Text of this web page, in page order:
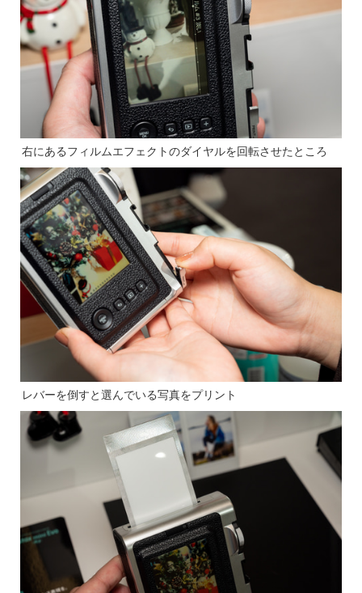
右にあるフィルムエフェクトのダイヤルを回転させたところ
レバーを倒すと選んでいる写真をプリント